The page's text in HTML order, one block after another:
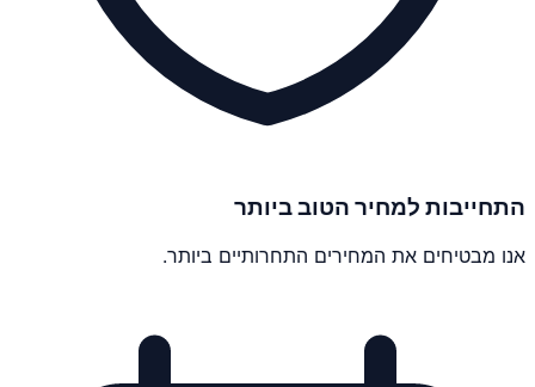
התחייבות למחיר הטוב ביותר
אנו מבטיחים את המחירים התחרותיים ביותר.